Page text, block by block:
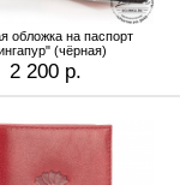
обложка на паспорт
(чёрная)
2 200 р.